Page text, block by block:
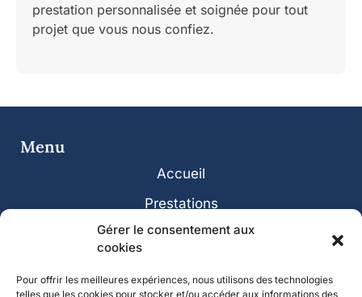
Gérer le consentement aux
cookies
Pour offrir les meilleures expériences, nous utilisons des technologies
telles que les cookies pour stocker et/ou accéder aux informations des
prestation personnalisée et soignée pour tout
projet que vous nous confiez.
Menu
Accueil
Prestations
Réalisations
Contact